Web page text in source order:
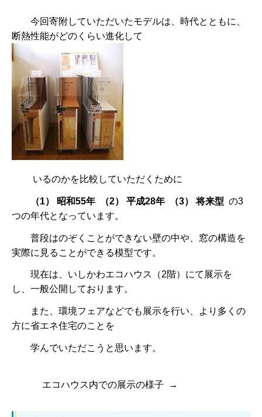
今回寄附していただいたモデルは、時代とともに、
断熱性能がどのくらい進化して
いるのかを比較していただくために
（1） 昭和55年 （2） 平成28年 （3） 将来型 の3
つの年代となっています。
普段はのぞくことができない壁の中や、窓の構造を
実際に見ることができる模型です。
現在は、いしかわエコハウス（2階）にて展示を
し、一般公開しております。
また、環境フェアなどでも展示を行い、より多くの
方に省エネ住宅のことを
学んでいただこうと思います。
エコハウス内での展示の様子 →